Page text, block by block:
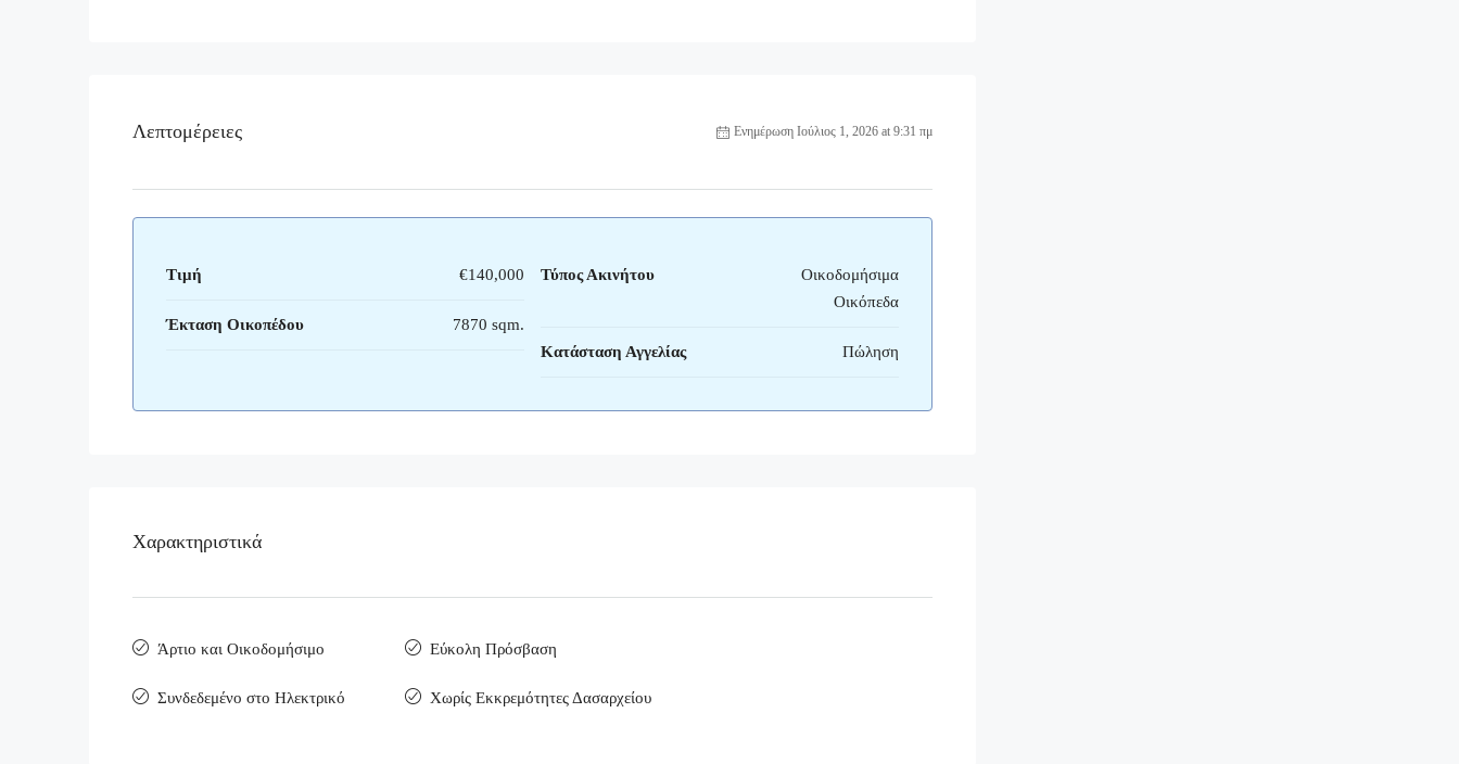
Λεπτομέρειες Ενημέρωση Ιούλιος 1, 2026 at 9:31 πμ
Τιμή €140,000
Έκταση Οικοπέδου 7870 sqm.
Τύπος Ακινήτου
Οικοδομήσιμα
Οικόπεδα
Κατάσταση Αγγελίας Πώληση
Χαρακτηριστικά
Άρτιο και Οικοδομήσιμο
Συνδεδεμένο στο Ηλεκτρικό
Εύκολη Πρόσβαση
Χωρίς Εκκρεμότητες Δασαρχείου